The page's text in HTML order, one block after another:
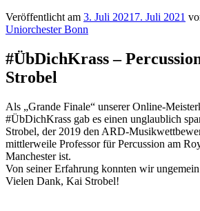
Veröffentlicht am 3. Juli 2021 7. Juli 2021
Uniorchester Bonn
#ÜbDichKrass –
Strobel
Als „Grande Finale“ unserer Online-
#ÜbDichKrass gab es einen unglaublich
Strobel, der 2019 den ARD-
mittlerweile Professor für Percussion am
Manchester ist.
Von seiner Erfahrung konnten wir
Vielen Dank, Kai Strobel!